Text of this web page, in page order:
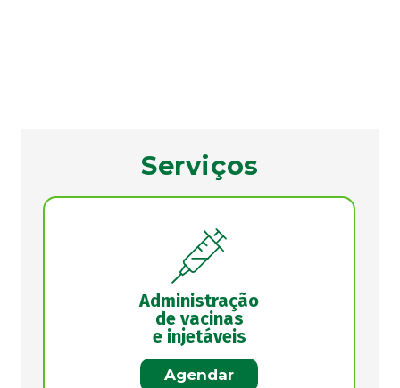
Serviços
Administração
de vacinas
e injetáveis
Agendar